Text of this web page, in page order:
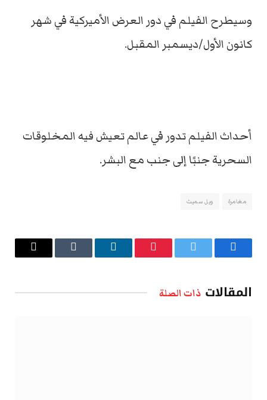
وسيطرح الفيلم في دور العرض الأميركية في شهر
كانون الأول/ديسمبر المقبل.
أحداث الفيلم تدور في عالم تعيش فيه المخلوقات
السحرية جنبًا إلى جنب مع البشر.
مغامرة ويل سميث
فيسبوك تويتر بينتيريستلينكدإن Tumblr
البريد
المقالات ذات الصلة